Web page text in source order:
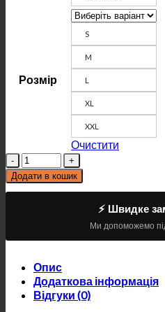
Розмір
S
M
L
XL
XXL
Очистити
Кількість
Додати в кошик
⚡ Швидке
Ми допоможемо
Опис
Додаткова інформація
Відгуки (0)